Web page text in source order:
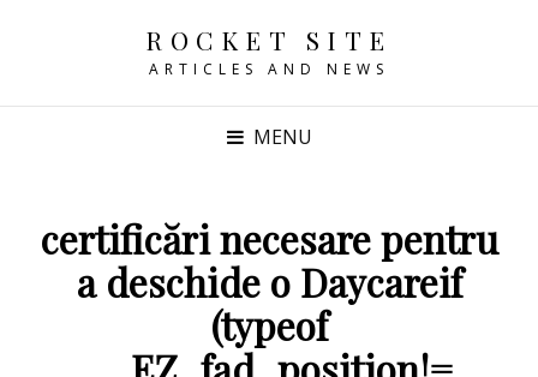
ROCKET SITE
ARTICLES AND NEWS
MENU
certificări necesare pentru
a deschide o Daycareif
(typeof